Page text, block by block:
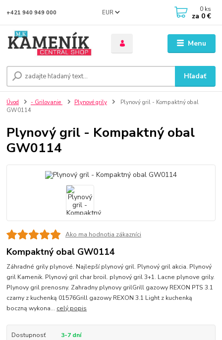
Menu
EUR
Hľadať
+421 940 949 000 0 ks
za 0 €
Úvod - Grilovanie Plynové grily
Plynový gril - Kompaktný obal
GW0114
Plynový gril - Kompaktný obal
GW0114
Ako ma hodnotia zákazníci
Kompaktný obal GW0114
Záhradné grily plynové. Najlepší plynový gril. Plynový gril akcia. Plynový
gril Kamenik. Plynový gril char broil. plynový gril 3+1. Lacne plynove grily.
Plynovy gril prenosny. Zahradny plynovy grilGrill gazowy REXON PTS 3.1
czarny z kuchenką 01576Grill gazowy REXON 3.1 Light z kuchenką
boczną wykona... celý popis
Dostupnosť 3-7 dní